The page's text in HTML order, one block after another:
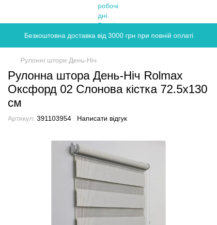
Безкоштовна доставка від 3000 грн при повній оплаті
Рулонні штори День-Ніч
Рулонна штора День-Ніч Rolmax
Оксфорд 02 Слонова кістка 72.5х130
см
Артикул: 391103954 Написати відгук